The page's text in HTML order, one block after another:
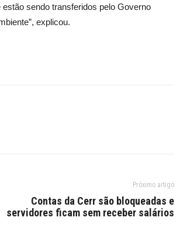
sendo transferidos pelo Governo
explicou.
Próximo artigo
Contas da Cerr são bloqueadas e
servidores ficam sem receber salários